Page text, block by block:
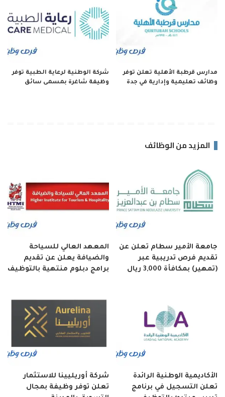
مدارس قرطبة الأهلية تعلن توفر
وظائف تعليمية وإدارية في جدة
شركة الوطنية لرعاية الطبية توفر
وظيفة شاغرة بمسمى سائق
المزيد من الوظائف
جامعة الأمير سطام تعلن عن
تقديم فرص تدريبية عبر
(تمهير) بمكافأة 3,000 ريال
المعهد العالي للسياحة
والضيافة يعلن عن تقديم
برامج دبلوم منتهية بالتوظيف
الأكاديمية الوطنية الرائدة
تعلن التسجيل في برنامج
شركة أوريليينا للاستثمار
تعلن توفر وظيفة بمجال